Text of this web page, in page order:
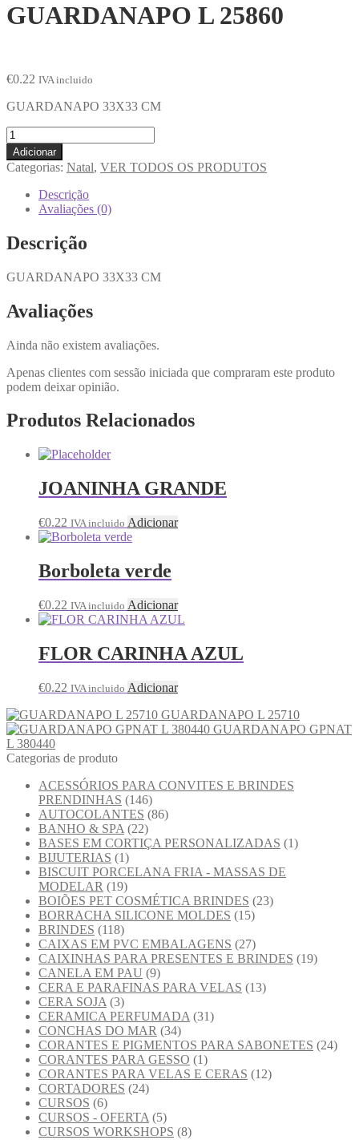
GUARDANAPO L 25860
€0.22 IVA incluido
GUARDANAPO 33X33 CM
Adicionar
Categorias: Natal, VER TODOS OS PRODUTOS
Descrição
Avaliações (0)
Descrição
GUARDANAPO 33X33 CM
Avaliações
Ainda não existem avaliações.
Apenas clientes com sessão iniciada que compraram este produto
podem deixar opinião.
Produtos Relacionados
JOANINHA GRANDE
€0.22 IVA incluido Adicionar
Borboleta verde
€0.22 IVA incluido Adicionar
FLOR CARINHA AZUL
€0.22 IVA incluido Adicionar
GUARDANAPO L 25710
GUARDANAPO GPNAT
L 380440
Categorias de produto
ACESSÓRIOS PARA CONVITES E BRINDES
PRENDINHAS (146)
AUTOCOLANTES (86)
BANHO & SPA (22)
BASES EM CORTIÇA PERSONALIZADAS (1)
BIJUTERIAS (1)
BISCUIT PORCELANA FRIA - MASSAS DE
MODELAR (19)
BOIÕES PET COSMÉTICA BRINDES (23)
BORRACHA SILICONE MOLDES (15)
BRINDES (118)
CAIXAS EM PVC EMBALAGENS (27)
CAIXINHAS PARA PRESENTES E BRINDES (19)
CANELA EM PAU (9)
CERA E PARAFINAS PARA VELAS (13)
CERA SOJA (3)
CERAMICA PERFUMADA (31)
CONCHAS DO MAR (34)
CORANTES E PIGMENTOS PARA SABONETES (24)
CORANTES PARA GESSO (1)
CORANTES PARA VELAS E CERAS (12)
CORTADORES (24)
CURSOS (6)
CURSOS - OFERTA (5)
CURSOS WORKSHOPS (8)